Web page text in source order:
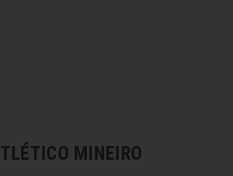
MINEIRO